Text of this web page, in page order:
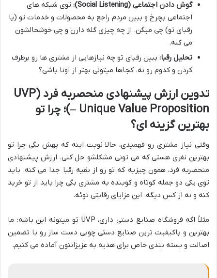
گوش دادن اجتماعی (Social Listening):
توی شبکه های
اجتماعی بچرخ و ببین مردم راجع به محصولات و خدمات تو (یا
رقبای تو) چی میگن. از چه چیزی گله دارن و چی خوشحالشون
می کنه.
تحلیل رقبا: ببین رقبای تو چه نیازهایی از مشتری ها رو برطرف
کردن و کدوم رو نه. کجاها میتونی بهتر از اونا باشی؟
تدوین ارزش پیشنهادی منحصربه فرد (UVP
– Unique Value Proposition)؛ چرا تو
بهترین گزینه ای؟
وقتی نیاز مشتری رو فهمیدی، حالا نوبت اینه که بهش بگی چرا تو
بهترین نفری هستی که می تونی مشکلشو حل کنی. ارزش پیشنهادی
منحصربه فرد، همون چیزیه که تو رو از بقیه رقبا جدا می کنه. باید
توی یکی دو جمله کوتاه و کوبنده به مشتری بگی چرا باید از تو خرید
کنه و نه از کس دیگه. این مزایای رقابتی توئه.
مثلاً اگه فروشگاه صنایع دستی داری، UVP تو میتونه این باشه: ما
بهترین و باکیفیت ترین صنایع دستی چوبی دست ساز رو با تضمین
اصالت و بسته بندی خاص برای هدیه به عزیزانتون آماده می کنیم.